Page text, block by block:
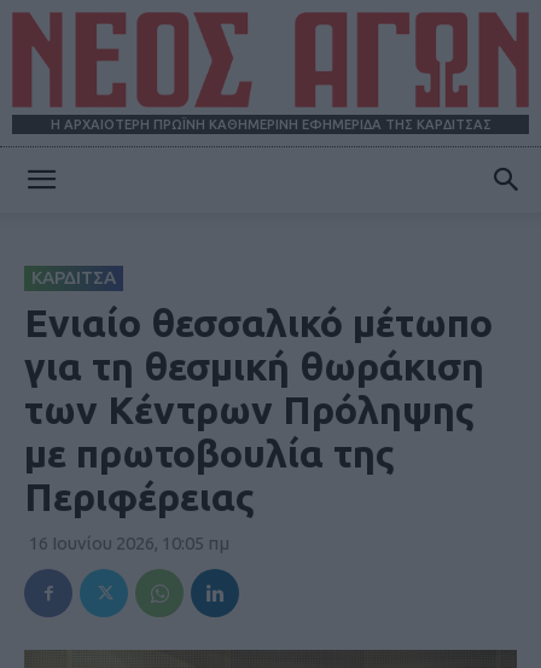
Η ΑΡΧΑΙΟΤΕΡΗ ΠΡΩΪΝΗ ΚΑΘΗΜΕΡΙΝΗ ΕΦΗΜΕΡΙΔΑ ΤΗΣ ΚΑΡΔΙΤΣΑΣ
ΚΑΡΔΙΤΣΑ
Ενιαίο θεσσαλικό μέτωπο
για τη θεσμική θωράκιση
των Κέντρων Πρόληψης
με πρωτοβουλία της
Περιφέρειας
16 Ιουνίου 2026, 10:05 πμ